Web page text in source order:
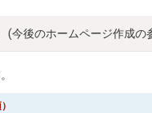
(今後のホームページ作成の